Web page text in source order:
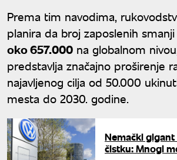
Prema tim navodima,
planira da broj zaposlenih
oko 657.000 na globalnom
predstavlja značajno proširenje
najavljenog cilja od 50.000
mesta do 2030. godine.
Nemački
čistku: Mnogi